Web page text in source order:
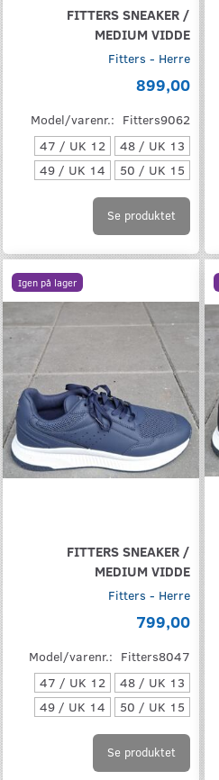
FITTERS SNEAKER /
MEDIUM VIDDE
Fitters - Herre
899,00
Model/varenr.: Fitters9062
47 / UK 12
48 / UK 13
49 / UK 14
50 / UK 15
Se produktet
Igen på lager
FITTERS SNEAKER /
MEDIUM VIDDE
Fitters - Herre
799,00
Model/varenr.: Fitters8047
47 / UK 12
48 / UK 13
49 / UK 14
50 / UK 15
Se produktet